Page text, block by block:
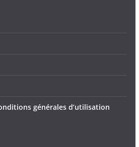
générales d’utilisation